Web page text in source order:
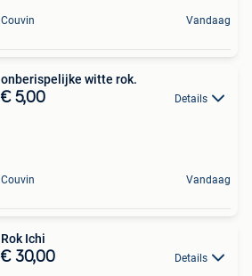
Couvin Vandaag
onberispelijke witte rok.
€ 5,00 Details
Couvin Vandaag
Rok Ichi
€ 30,00 Details